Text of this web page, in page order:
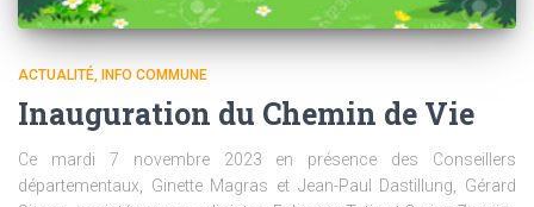
ACTUALITÉ INFO COMMUNE
Inauguration du Chemin de Vie
Ce mardi 7 novembre 2023 en présence des Conseillers
départementaux, Ginette Magras et Jean-Paul Dastillung, Gérard